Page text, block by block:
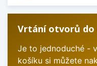
Vrtání otvorů do
Je to jednoduché -
košíku si můžete